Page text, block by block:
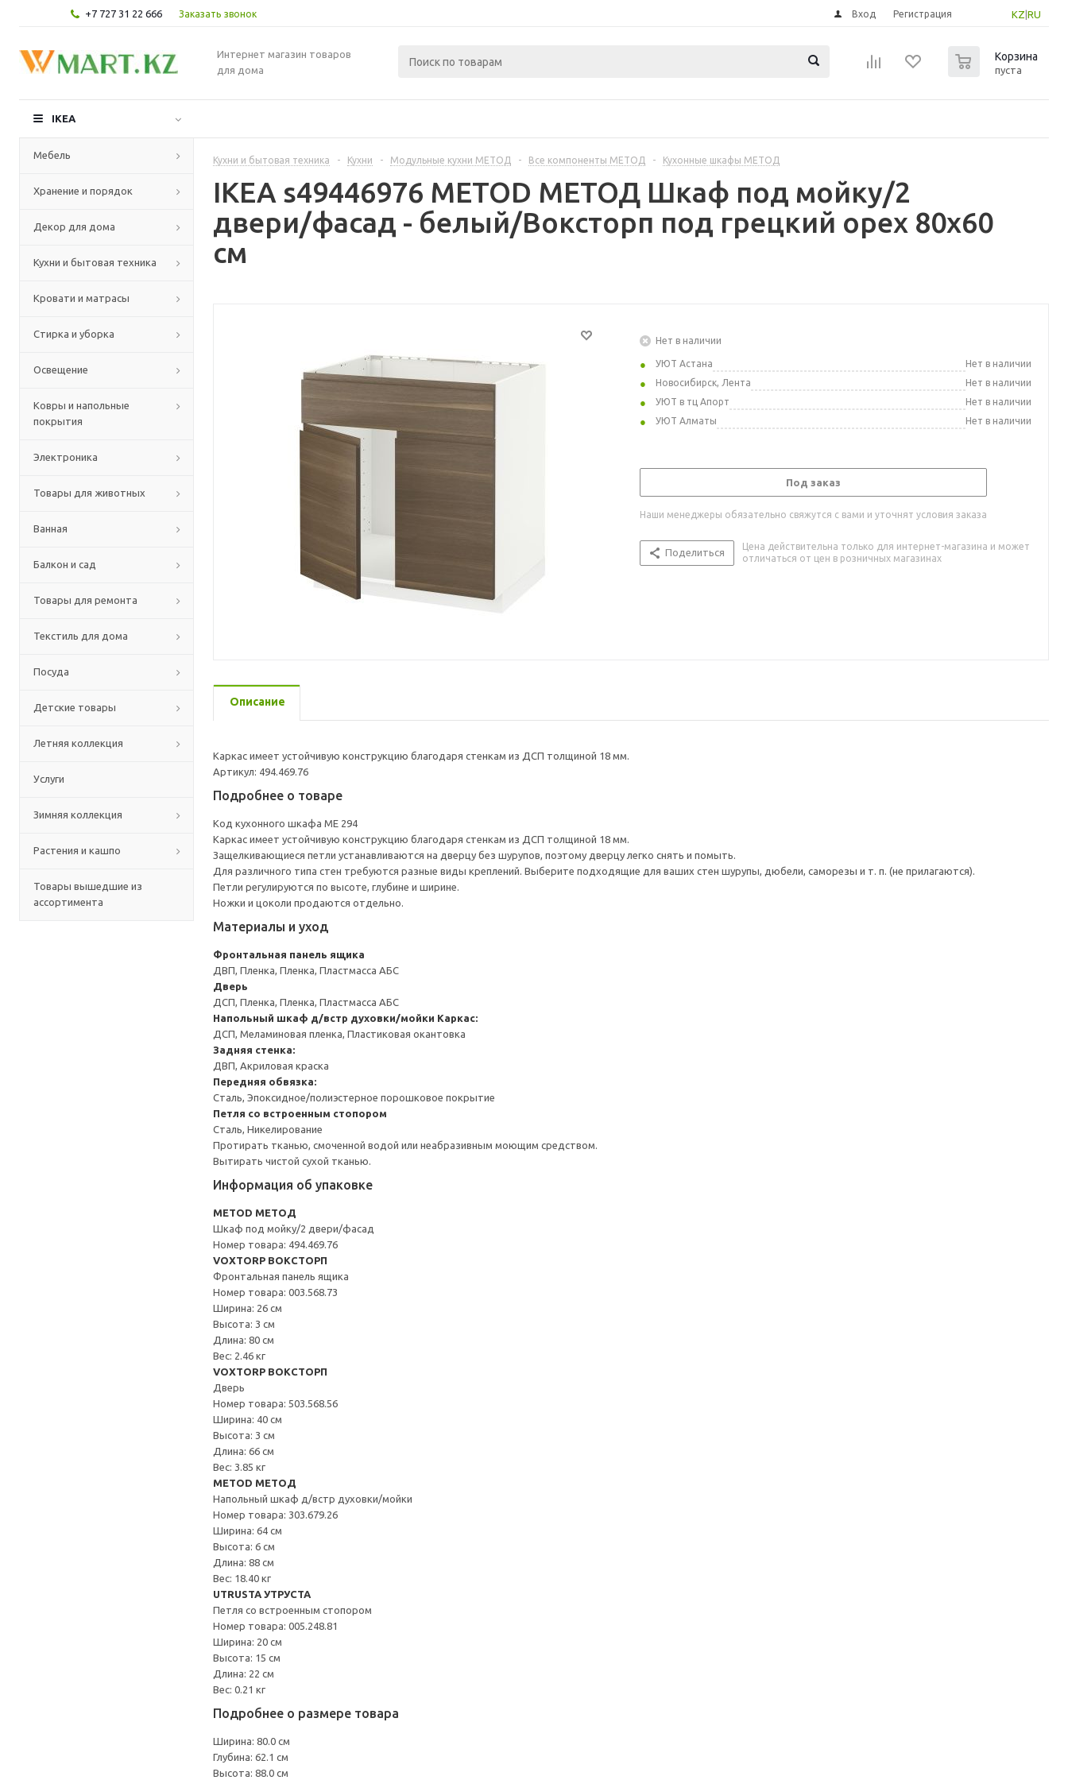
+7 727 31 22 666 Заказать звонок KZ RU
Вход Регистрация
Интернет магазин товаров
для дома
Корзина
пуста
IKEA
Мебель
Хранение и порядок
Декор для дома
Кухни и бытовая техника
Кровати и матрасы
Стирка и уборка
Освещение
Ковры и напольные
покрытия
Электроника
Товары для животных
Ванная
Балкон и сад
Товары для ремонта
Текстиль для дома
Посуда
Детские товары
Летняя коллекция
Услуги
Зимняя коллекция
Растения и кашпо
Товары вышедшие из
ассортимента
Кухни и бытовая техника - Кухни - Модульные кухни МЕТОД - Все компоненты МЕТОД - Кухонные шкафы МЕТОД
IKEA s49446976 METOD МЕТОД Шкаф под мойку/2
двери/фасад - белый/Воксторп под грецкий орех 80x60
см
Нет в наличии
УЮТ Астана
Нет в наличии
Новосибирск, Лента
Нет в наличии
УЮТ в тц Апорт
Нет в наличии
УЮТ Алматы
Нет в наличии
Под заказ
Наши менеджеры обязательно свяжутся с вами и уточнят условия заказа
Поделиться
Цена действительна только для интернет-магазина и может
отличаться от цен в розничных магазинах
Описание
Каркас имеет устойчивую конструкцию благодаря стенкам из ДСП толщиной 18 мм.
Артикул: 494.469.76
Подробнее о товаре
Код кухонного шкафа ME 294
Каркас имеет устойчивую конструкцию благодаря стенкам из ДСП толщиной 18 мм.
Защелкивающиеся петли устанавливаются на дверцу без шурупов, поэтому дверцу легко снять и помыть.
Для различного типа стен требуются разные виды креплений. Выберите подходящие для ваших стен шурупы, дюбели, саморезы и т. п. (не прилагаются).
Петли регулируются по высоте, глубине и ширине.
Ножки и цоколи продаются отдельно.
Материалы и уход
Фронтальная панель ящика
ДВП, Пленка, Пленка, Пластмасса АБС
Дверь
ДСП, Пленка, Пленка, Пластмасса АБС
Напольный шкаф д/встр духовки/мойки Каркас:
ДСП, Меламиновая пленка, Пластиковая окантовка
Задняя стенка:
ДВП, Акриловая краска
Передняя обвязка:
Сталь, Эпоксидное/полиэстерное порошковое покрытие
Петля со встроенным стопором
Сталь, Никелирование
Протирать тканью, смоченной водой или неабразивным моющим средством.
Вытирать чистой сухой тканью.
Информация об упаковке
METOD МЕТОД
Шкаф под мойку/2 двери/фасад
Номер товара: 494.469.76
VOXTORP ВОКСТОРП
Фронтальная панель ящика
Номер товара: 003.568.73
Ширина: 26 см
Высота: 3 см
Длина: 80 см
Вес: 2.46 кг
VOXTORP ВОКСТОРП
Дверь
Номер товара: 503.568.56
Ширина: 40 см
Высота: 3 см
Длина: 66 см
Вес: 3.85 кг
METOD МЕТОД
Напольный шкаф д/встр духовки/мойки
Номер товара: 303.679.26
Ширина: 64 см
Высота: 6 см
Длина: 88 см
Вес: 18.40 кг
UTRUSTA УТРУСТА
Петля со встроенным стопором
Номер товара: 005.248.81
Ширина: 20 см
Высота: 15 см
Длина: 22 см
Вес: 0.21 кг
Подробнее о размере товара
Ширина: 80.0 см
Глубина: 62.1 см
Высота: 88.0 см